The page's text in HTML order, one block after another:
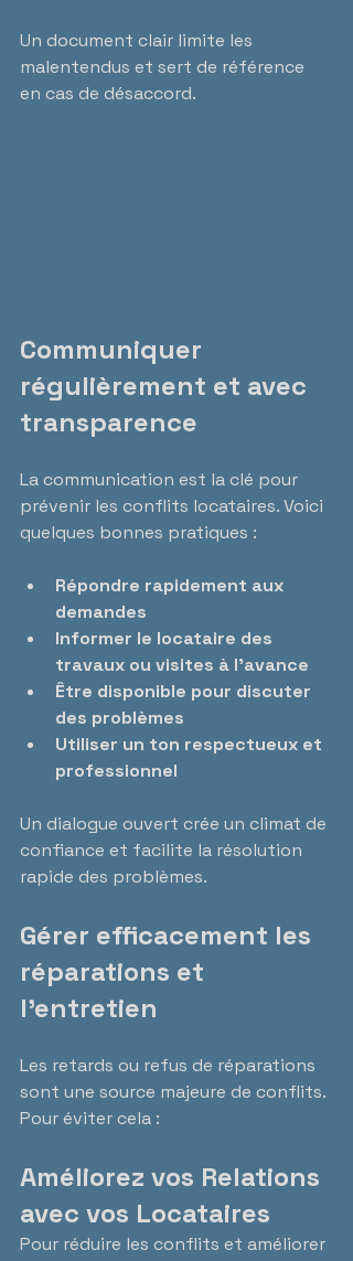
Un document clair limite les
malentendus et sert de référence
en cas de désaccord.
Communiquer
régulièrement et avec
transparence
La communication est la clé pour
prévenir les conflits locataires. Voici
quelques bonnes pratiques :
Répondre rapidement aux
demandes
Informer le locataire des
travaux ou visites à l’avance
Être disponible pour discuter
des problèmes
Utiliser un ton respectueux et
professionnel
Un dialogue ouvert crée un climat de
confiance et facilite la résolution
rapide des problèmes.
Gérer efficacement les
réparations et
l’entretien
Les retards ou refus de réparations
sont une source majeure de conflits.
Pour éviter cela :
Améliorez vos Relations
avec vos Locataires
Pour réduire les conflits et améliorer